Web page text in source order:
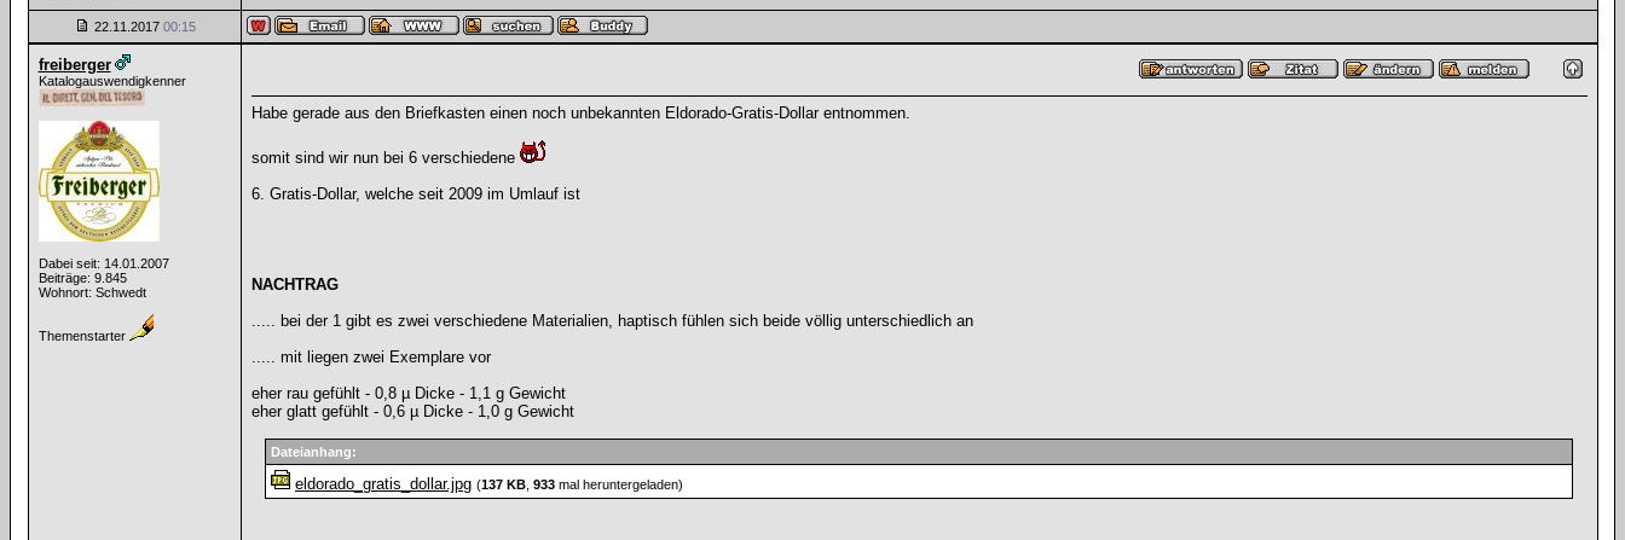
22.11.2017 00:15
freiberger
Katalogauswendigkenner
Dabei seit: 14.01.2007
Beiträge: 9.845
Wohnort: Schwedt
Themenstarter
Habe gerade aus den Briefkasten einen noch unbekannten Eldorado-Gratis-Dollar entnommen.
somit sind wir nun bei 6 verschiedene
6. Gratis-Dollar, welche seit 2009 im Umlauf ist
NACHTRAG
..... bei der 1 gibt es zwei verschiedene Materialien, haptisch fühlen sich beide völlig unterschiedlich an
..... mit liegen zwei Exemplare vor
eher rau gefühlt - 0,8 µ Dicke - 1,1 g Gewicht
eher glatt gefühlt - 0,6 µ Dicke - 1,0 g Gewicht
Dateianhang:
eldorado_gratis_dollar.jpg (137 KB 933 mal heruntergeladen)